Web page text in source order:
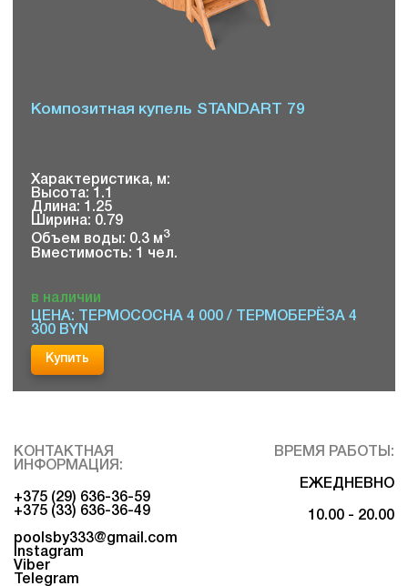
Композитная купель STANDART 79
Характеристика, м:
Высота: 1.1
Длина: 1.25
Ширина: 0.79
Объем воды: 0.3 м 3
Вместимость: 1 чел.
в наличии
ЦЕНА: ТЕРМОСОСНА 4 000 / ТЕРМОБЕРЁЗА 4
300 BYN
Купить
КОНТАКТНАЯ
ИНФОРМАЦИЯ:
+375 (29) 636-36-59
+375 (33) 636-36-49
poolsby333@gmail.com
Instagram
Viber
Telegram
ВРЕМЯ РАБОТЫ:
ЕЖЕДНЕВНО
10.00 - 20.00